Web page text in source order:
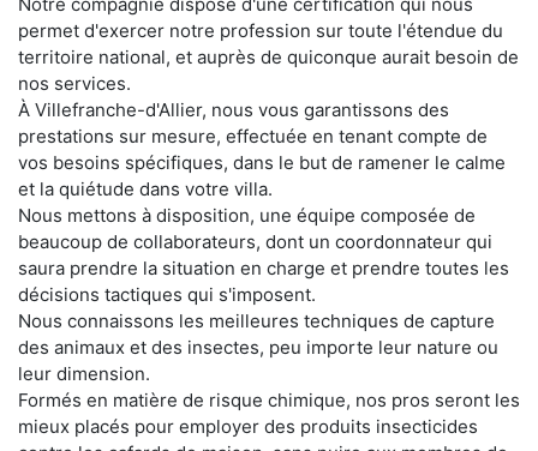
permet d'exercer notre profession sur toute l'étendue du
territoire national, et auprès de quiconque aurait besoin de
nos services.
À Villefranche-d'Allier, nous vous garantissons des
prestations sur mesure, effectuée en tenant compte de
vos besoins spécifiques, dans le but de ramener le calme
et la quiétude dans votre villa.
Nous mettons à disposition, une équipe composée de
beaucoup de collaborateurs, dont un coordonnateur qui
saura prendre la situation en charge et prendre toutes les
décisions tactiques qui s'imposent.
Nous connaissons les meilleures techniques de capture
des animaux et des insectes, peu importe leur nature ou
leur dimension.
Formés en matière de risque chimique, nos pros seront les
mieux placés pour employer des produits insecticides